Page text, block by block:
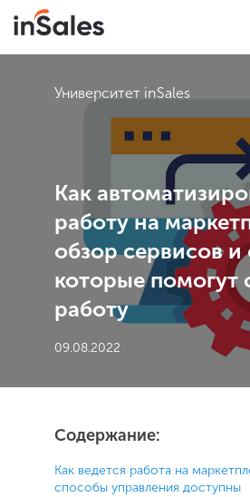
Университет inSales
Как
работу на
обзор сервисов и
которые помогут
работу
09.08.2022
Содержание:
Как ведется работа на
способы управления доступны